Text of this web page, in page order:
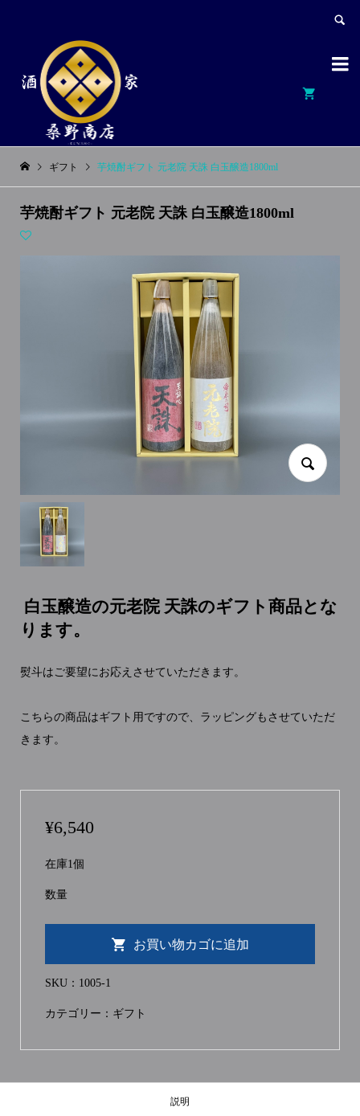


ギフト 芋焼酎ギフト 元老院 天誅 白玉醸造1800ml
芋焼酎ギフト 元老院 天誅 白玉醸造1800ml
白玉醸造の元老院 天誅のギフト商品とな
ります。
熨斗はご要望にお応えさせていただきます。
こちらの商品はギフト用ですので、ラッピングもさせていただ
きます。
¥6,540
在庫1個
数量
お買い物カゴに追加
SKU： 1005-1
カテゴリー： ギフト
説明